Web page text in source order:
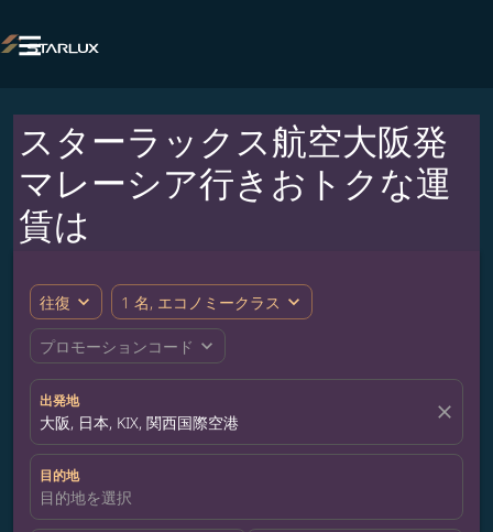

スターラックス航空大阪発
マレーシア行きおトクな運
賃は
往復 expand_more 1 名, エコノミークラス expand_more
プロモーションコード expand_more
出発地
大阪, 日本, KIX, 関西国際空港 close
目的地
目的地を選択